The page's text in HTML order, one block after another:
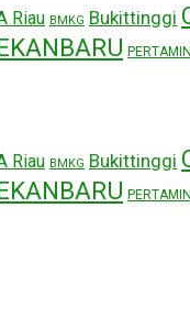
Riau BMKG Bukittinggi
Riau BMKG Bukittinggi